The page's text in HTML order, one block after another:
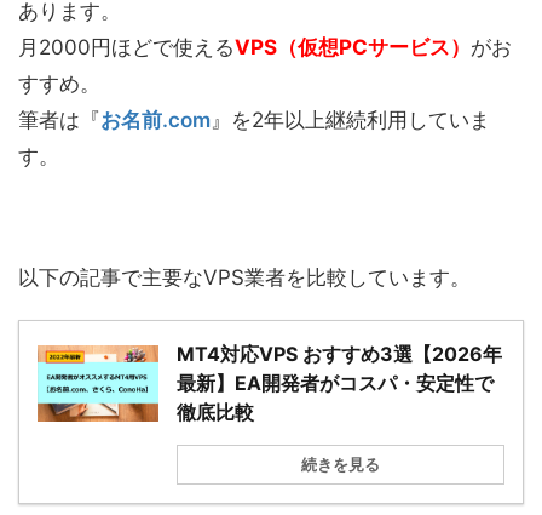
あります。
月2000円ほどで使えるVPS（仮想PCサービス） がお
すすめ。
筆者は『お名前.com 』を2年以上継続利用していま
す。
以下の記事で主要なVPS業者を比較しています。
MT4対応VPS おすすめ3選【2026年
最新】EA開発者がコスパ・安定性で
徹底比較
続きを見る